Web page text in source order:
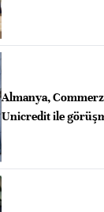
Almanya,
Unicredit ile